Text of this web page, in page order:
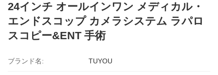
24インチ オールインワン メディカル・
エンドスコップ カメラシステム ラパロ
スコピー&ENT 手術
ブランド名: TUYOU